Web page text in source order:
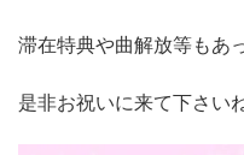
滞在特典や曲解放等もあ
是非お祝いに来て下さい